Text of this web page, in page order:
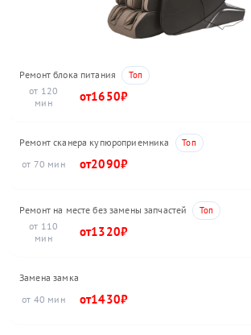
Ремонт блока питания
120
1650
Ремонт сканера купюроприемника
70
2090
Ремонт на месте без замены запчастей
110
1320
Замена замка
40
1430